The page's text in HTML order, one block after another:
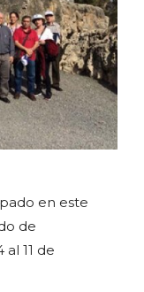
en este
de
11 de